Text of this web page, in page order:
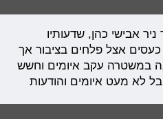
אבישי כהן, שדעותיו
כעסים אצל פלחים בציבור אך
במשטרה עקב איומים וחשש
לא מעט איומים והודעות